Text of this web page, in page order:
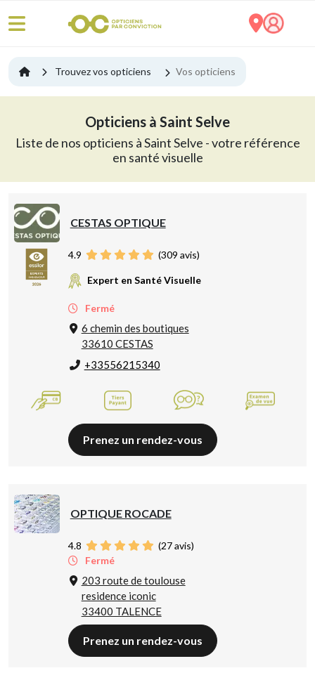
Trouvez vos opticiens Vos opticiens
Opticiens à Saint Selve
Liste de nos opticiens à Saint Selve - votre référence
en santé visuelle
CESTAS OPTIQUE
4.9 (309 avis)
Expert en Santé Visuelle
Fermé
6 chemin des boutiques
33610 CESTAS
+33556215340
Prenez un rendez-vous
OPTIQUE ROCADE
4.8 (27avis)
Fermé
203 route de toulouse
residence iconic
33400 TALENCE
Prenez un rendez-vous